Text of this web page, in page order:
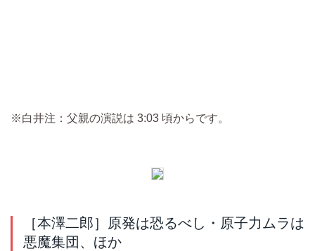
※白井注：父親の演説は 3:03 頃からです。
［本澤二郎］原発は恐るべし・原子力ムラは
悪魔集団、ほか